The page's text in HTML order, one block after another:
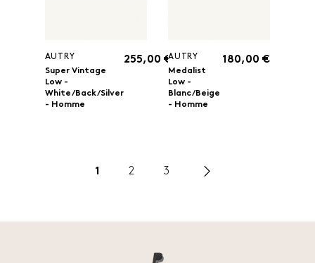
AUTRY
Super Vintage
Low -
White/Back/Silver
- Homme
255,00 €AUTRY
Medalist
Low -
Blanc/Beige
- Homme
180,00 €
1 2 3